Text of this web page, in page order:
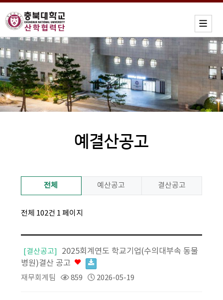
예결산공고
전체 예산공고 결산공고
전체 102건 1 페이지
[결산공고]
2025회계연도 학교기업(수의대부속 동물
병원)결산 공고
재무회계팀 859 2026-05-19